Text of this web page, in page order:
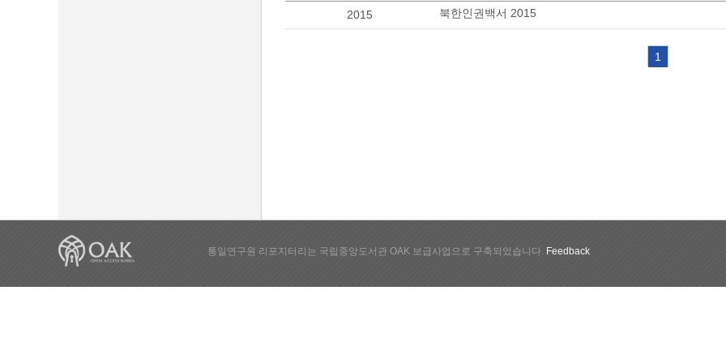
2015 북한인권백서 2015
1
통일연구원 리포지터리는 국립중앙도서관 OAK 보급사업으로 구축되었습니다. Feedback